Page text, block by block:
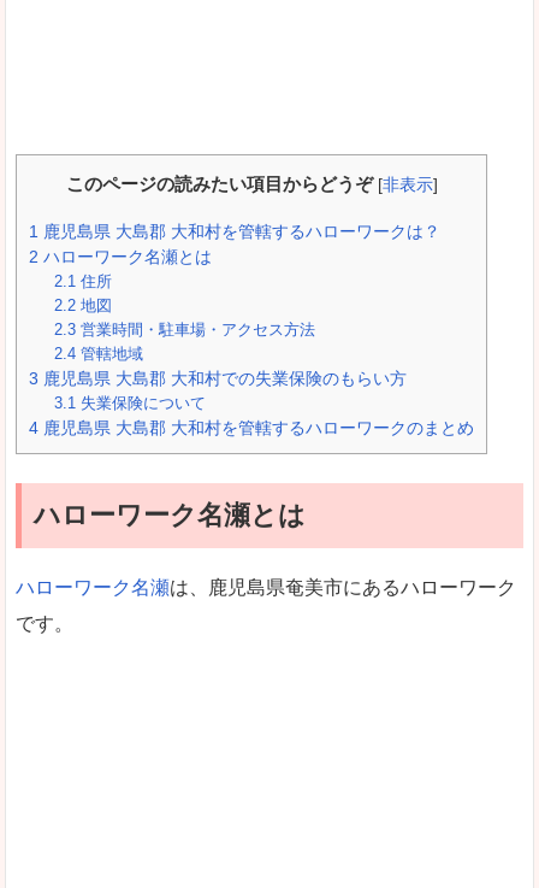
このページの読みたい項目からどうぞ [非表示]
1 鹿児島県 大島郡 大和村を管轄するハローワークは？
2 ハローワーク名瀬とは
2.1 住所
2.2 地図
2.3 営業時間・駐車場・アクセス方法
2.4 管轄地域
3 鹿児島県 大島郡 大和村での失業保険のもらい方
3.1 失業保険について
4 鹿児島県 大島郡 大和村を管轄するハローワークのまとめ
ハローワーク名瀬とは
ハローワーク名瀬は、鹿児島県奄美市にあるハローワーク
です。